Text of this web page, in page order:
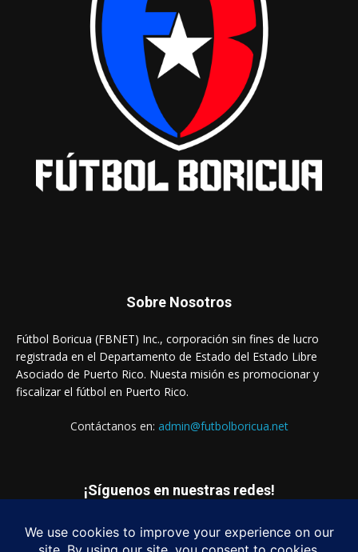
Sobre Nosotros
Fútbol Boricua (FBNET) Inc., corporación sin fines de lucro
registrada en el Departamento de Estado del Estado Libre
Asociado de Puerto Rico. Nuesta misión es promocionar y
fiscalizar el fútbol en Puerto Rico.
Contáctanos en: admin@futbolboricua.net
¡Síguenos en nuestras redes!